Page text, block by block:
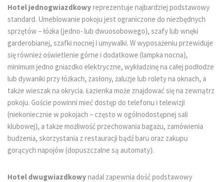
Hotel jednogwiazdkowyreprezentuje najbardziej podstawowy
standard. Umeblowanie pokoju jest ograniczone do niezbędnych
sprzętów – łóżka (jedno- lub dwuosobowego), szafy lub wnęki
garderobianej, szafki nocnej i umywalki. W wyposażeniu przewiduje
się również oświetlenie górne i dodatkowe (lampka nocna),
minimum jedno gniazdko elektryczne, wykładzinę na całej podłodze
lub dywaniki przy łóżkach, zasłony, żaluzje lub rolety na oknach, a
także wieszak na okrycia. Łazienka może znajdować się na zewnątrz
pokoju. Goście powinni mieć dostęp do telefonu i telewizji
(niekoniecznie w pokojach – często w ogólnodostępnej sali
klubowej), a także możliwość przechowania bagażu, zamówienia
budzenia, skorzystania z restauracji bądź baru oraz zakupu
gorących napojów (dopuszczalne są automaty).
Hotel dwugwiazdkowynadal zapewnia dość podstawowy